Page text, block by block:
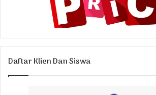
Daftar Klien Dan Siswa